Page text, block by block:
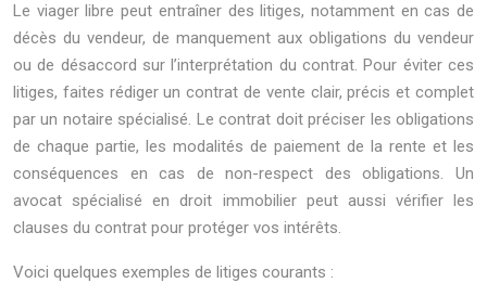
Le viager libre peut entraîner des litiges, notamment en cas de
décès du vendeur, de manquement aux obligations du vendeur
ou de désaccord sur l’interprétation du contrat. Pour éviter ces
litiges, faites rédiger un contrat de vente clair, précis et complet
par un notaire spécialisé. Le contrat doit préciser les obligations
de chaque partie, les modalités de paiement de la rente et les
conséquences en cas de non-respect des obligations. Un
avocat spécialisé en droit immobilier peut aussi vérifier les
clauses du contrat pour protéger vos intérêts.
Voici quelques exemples de litiges courants :